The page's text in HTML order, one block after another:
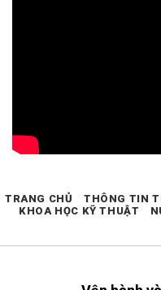
TRANG CHỦ THÔNG TIN
KHOA HỌC KỸ THUẬT